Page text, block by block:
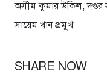
অসীম কুমার উকিল, দপ্তর
সায়েম খান প্রমুখ।
SHARE NOW